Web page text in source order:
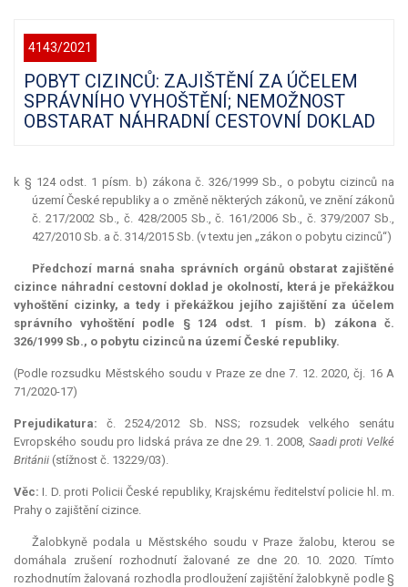
4143/2021
POBYT CIZINCŮ: ZAJIŠTĚNÍ ZA ÚČELEM
SPRÁVNÍHO VYHOŠTĚNÍ; NEMOŽNOST
OBSTARAT NÁHRADNÍ CESTOVNÍ DOKLAD
k § 124 odst. 1 písm. b) zákona č. 326/1999 Sb., o pobytu cizinců na
území České republiky a o změně některých zákonů, ve znění zákonů
č. 217/2002 Sb., č. 428/2005 Sb., č. 161/2006 Sb., č. 379/2007 Sb.,
427/2010 Sb. a č. 314/2015 Sb. (v textu jen „zákon o pobytu cizinců“)
Předchozí marná snaha správních orgánů obstarat zajištěné
cizince náhradní cestovní doklad je okolností, která je překážkou
vyhoštění cizinky, a tedy i překážkou jejího zajištění za účelem
správního vyhoštění podle § 124 odst. 1 písm. b) zákona č.
326/1999 Sb., o pobytu cizinců na území České republiky.
(Podle rozsudku Městského soudu v Praze ze dne 7. 12. 2020, čj. 16 A
71/2020-17)
Prejudikatura: č. 2524/2012 Sb. NSS; rozsudek velkého senátu
Evropského soudu pro lidská práva ze dne 29. 1. 2008, Saadi proti Velké
Británii (stížnost č. 13229/03).
Věc:I. D. proti Policii České republiky, Krajskému ředitelství policie hl. m.
Prahy o zajištění cizince.
Žalobkyně podala u Městského soudu v Praze žalobu, kterou se
domáhala zrušení rozhodnutí žalované ze dne 20. 10. 2020. Tímto
rozhodnutím žalovaná rozhodla prodloužení zajištění žalobkyně podle §